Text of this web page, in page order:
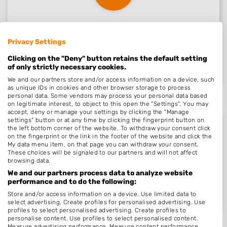
Nog geen statistieken beschikbaar.
Beoordelingen Ritthem
Nog geen statistieken beschikbaar.
Privacy Settings
Clicking on the "Deny" button retains the default setting
of only strictly necessary cookies.
We and our partners store and/or access information on a device, such
as unique IDs in cookies and other browser storage to process
personal data. Some vendors may process your personal data based
on legitimate interest, to object to this open the "Settings". You may
accept, deny or manage your settings by clicking the "Manage
settings" button or at any time by clicking the fingerprint button on
the left bottom corner of the website. To withdraw your consent click
on the fingerprint or the link in the footer of the website and click the
My data menu item, on that page you can withdraw your consent.
These choices will be signaled to our partners and will not affect
browsing data.
We and our partners process data to analyze website
performance and to do the following:
Store and/or access information on a device. Use limited data to
select advertising. Create profiles for personalised advertising. Use
profiles to select personalised advertising. Create profiles to
personalise content. Use profiles to select personalised content.